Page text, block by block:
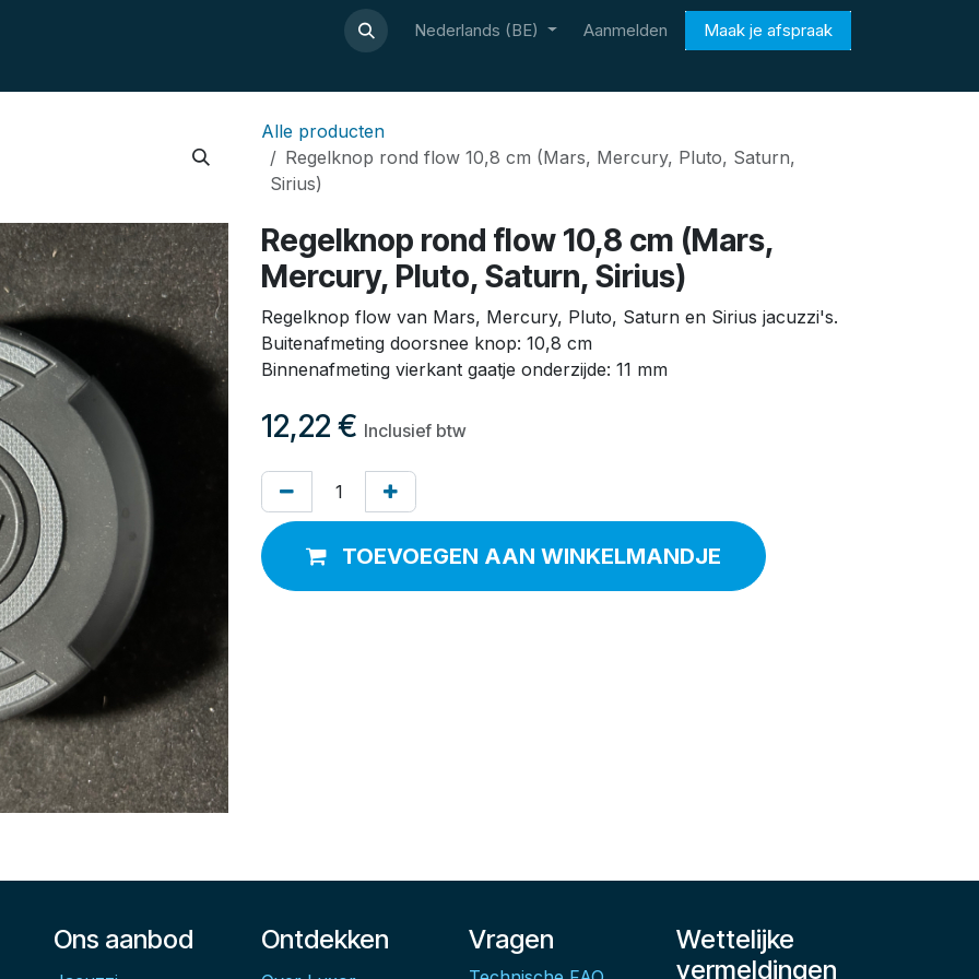
Contact Nederlands (BE) Aanmelden Maak je afspraak
Alle producten
Regelknop rond flow 10,8 cm (Mars, Mercury, Pluto, Saturn,
Sirius)
Regelknop rond flow 10,8 cm (Mars,
Mercury, Pluto, Saturn, Sirius)
Regelknop flow van Mars, Mercury, Pluto, Saturn en Sirius jacuzzi's.
Buitenafmeting doorsnee knop: 10,8 cm
Binnenafmeting vierkant gaatje onderzijde: 11 mm
12,22 € Inclusief btw
TOEVOEGEN AAN WINKELMANDJE
Ons aanbod Ontdekken Vragen
Wettelijke
vermeldingen